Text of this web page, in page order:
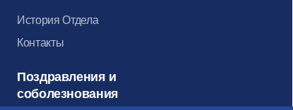
История Отдела
Контакты
Поздравления и
соболезнования